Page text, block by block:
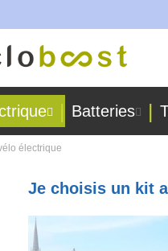
Batteries
électrique
Je choisis un kit